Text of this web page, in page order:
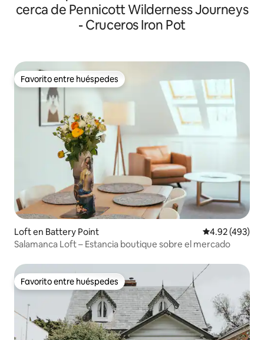
cerca de Pennicott Wilderness Journeys
- Cruceros Iron Pot
Favorito entre huéspedes
Favorito entre huéspedes
Loft en Battery Point Calificación
4.92 (493)
Salamanca Loft – Estancia boutique sobre el mercado
Favorito entre huéspedes
Favorito entre huéspedes